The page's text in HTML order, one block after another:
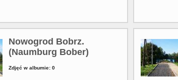
Nowogrod Bobrz.
(Naumburg Bober)
Zdjęć w albumie: 0